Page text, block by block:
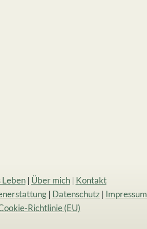
Leben| Über mich| Kontakt
| Datenschutz | Impressum
Richtlinie (EU)